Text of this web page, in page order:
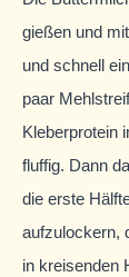
gießen und
und schnell
paar
Kleberprotein
fluffig. Dann
die erste
aufzulockern,
in kreisenden